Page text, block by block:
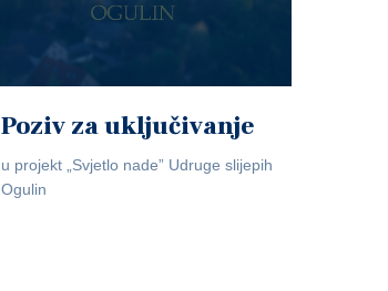
Poziv za uključivanje
u projekt „Svjetlo nade” Udruge slijepih
Ogulin